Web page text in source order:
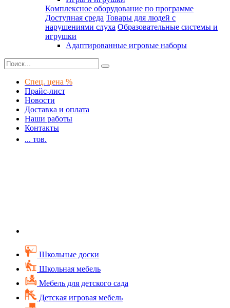
Комплексное оборудование по программе
Доступная среда Товары для людей с
нарушениями слуха Образовательные системы и
игрушки
Адаптированные игровые наборы
Спец. цена %
Прайс-лист
Новости
Доставка и оплата
Наши работы
Контакты
... тов.
Школьные доски
Школьная мебель
Мебель для детского сада
Детская игровая мебель